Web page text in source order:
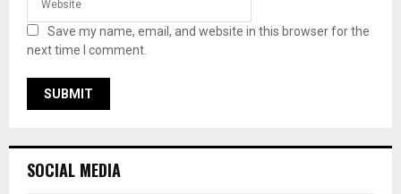
Save my name, email, and website in this browser for the
next time I comment.
SOCIAL MEDIA